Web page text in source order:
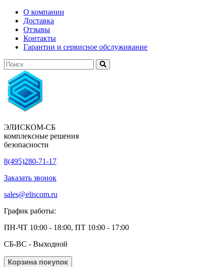
О компании
Доставка
Отзывы
Контакты
Гарантии и сервисное обслуживание
ЭЛИСКОМ-СБ
комплексные решения
безопасности
8(495)280-71-17
Заказать звонок
sales@eliscom.ru
График работы:
ПН-ЧТ 10:00 - 18:00, ПТ 10:00 - 17:00
CБ-ВС - Выходной
Корзина покупок